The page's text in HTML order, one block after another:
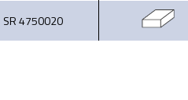
SR 4750020